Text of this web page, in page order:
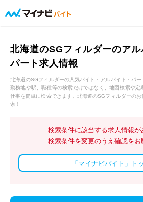
北海道のSGフィルダーのアル
パート求人情報
北海道のSGフィルダーの人気バイト・アルバイト・パー
勤務地や駅、職種等の検索だけではなく、地図検索や定
仕事を簡単に検索できます。北海道のSGフィルダーの
索！
検索条件に該当する求人情報が
検索条件を変更のうえ確認をお
「マイナビバイト」ト